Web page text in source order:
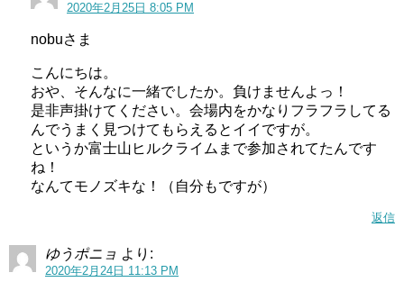
2020年2月25日 8:05 PM
nobuさま
こんにちは。
おや、そんなに一緒でしたか。負けませんよっ！
是非声掛けてください。会場内をかなりフラフラしてる
んでうまく見つけてもらえるとイイですが。
というか富士山ヒルクライムまで参加されてたんです
ね！
なんてモノズキな！（自分もですが）
返信
ゆうポニョ より:
2020年2月24日 11:13 PM